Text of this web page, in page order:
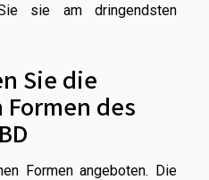
sie am dringendsten
Sie die
des
Formen angeboten. Die